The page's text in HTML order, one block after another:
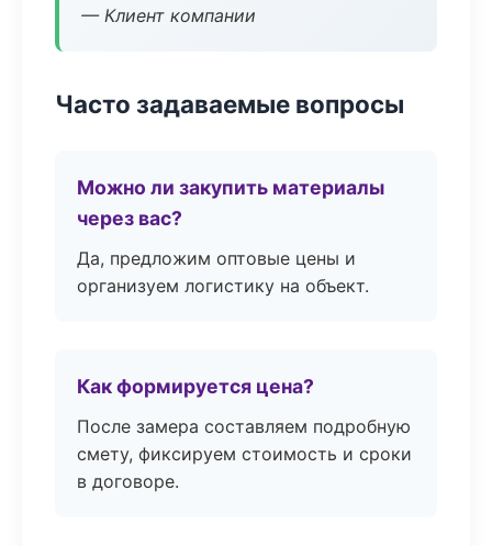
— Клиент компании
Часто задаваемые вопросы
Можно ли закупить материалы
через вас?
Да, предложим оптовые цены и
организуем логистику на объект.
Как формируется цена?
После замера составляем подробную
смету, фиксируем стоимость и сроки
в договоре.